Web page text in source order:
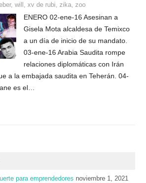
,will ,xv de rubi zika zoo
ENERO 02-ene-16 Asesinan a
Gisela Mota alcaldesa de Temixco
a un día de inicio de su mandato.
03-ene-16 Arabia Saudita rompe
relaciones diplomáticas con Irán
a la embajada saudita en Teherán. 04-
es el…
para emprendedores noviembre 1, 2021